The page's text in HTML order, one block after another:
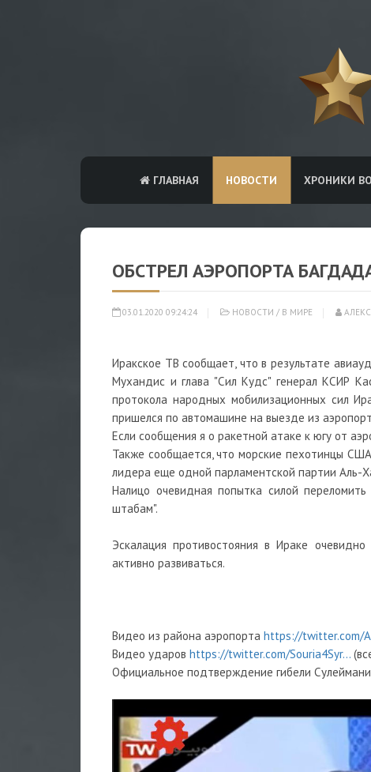
ГЛАВНАЯ НОВОСТИ ХРОНИКИ
ОБСТРЕЛ АЭРОПОРТА
03.01.2020 09:24:24 НОВОСТИ / В МИРЕ
Иракское ТВ сообщает, что в результате
Мухандис и глава "Сил Кудс" генерал КСИР
протокола народных мобилизационных сил
пришелся по автомашине на выезде из
Если сообщения я о ракетной атаке к югу от
Также сообщается, что морские пехотинцы
лидера еще одной парламентской партии Аль-
Налицо очевидная попытка силой
штабам".
Эскалация противостояния в Ираке
активно развиваться.
Видео из района аэропорта https://twitter.com/
Видео ударов https://twitter.com/Souria4Syr...
Официальное подтверждение гибели